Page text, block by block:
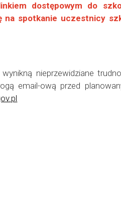
dostępowym do
na spotkanie uczestnicy
nieprzewidziane
email-ową przed